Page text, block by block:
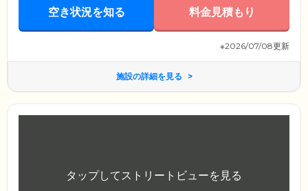
空き状況を知る 料金見積もり
※2026/07/08更新
施設の詳細を見る